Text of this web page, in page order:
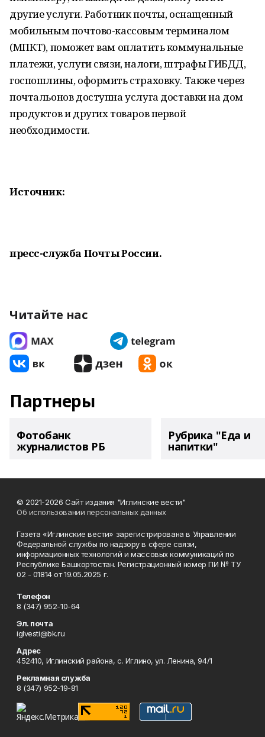
другие услуги. Работник почты, оснащенный
мобильным почтово-кассовым терминалом
(МПКТ), поможет вам оплатить коммунальные
платежи, услуги связи, налоги, штрафы ГИБДД,
госпошлины, оформить страховку. Также через
почтальонов доступна услуга доставки на дом
продуктов и других товаров первой
необходимости.
Источник:
пресс-служба Почты России.
Читайте нас
Партнеры
Фотобанк
журналистов РБ
Рубрика "Еда и
напитки"
© 2021-2026 Сайт издания "Иглинские вести"
Об использовании персональных данных
Газета «Иглинские вести» зарегистрирована в Управлении
Федеральной службы по надзору в сфере связи,
информационных технологий и массовых коммуникаций по
Республике Башкортостан. Регистрационный номер ПИ № ТУ
02 - 01814 от 19.05.2025 г.
Телефон
8 (347) 952-10-64
Эл. почта
iglvesti@bk.ru
Адрес
452410, Иглинский района, с. Иглино, ул. Ленина, 94/1
Рекламная служба
8 (347) 952-19-81